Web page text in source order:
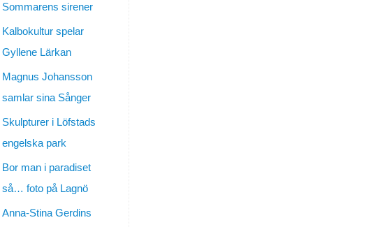
Sommarens sirener
Kalbokultur spelar
Gyllene Lärkan
Magnus Johansson
samlar sina Sånger
Skulpturer i Löfstads
engelska park
Bor man i paradiset
så… foto på Lagnö
Anna-Stina Gerdins